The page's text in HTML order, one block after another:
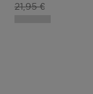
Prix du produit
21,95 €